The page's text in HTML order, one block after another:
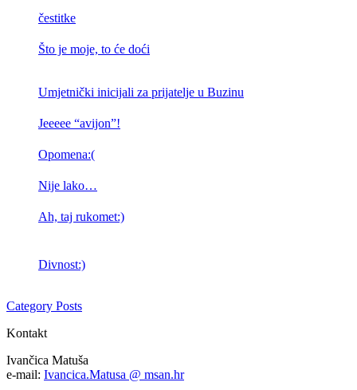
čestitke
Što je moje, to će doći
Umjetnički inicijali za prijatelje u Buzinu
Jeeeee “avijon”!
Opomena:(
Nije lako…
Ah, taj rukomet:)
Divnost:)
Category Posts
Kontakt
Ivančica Matuša
e-mail: Ivancica.Matusa @ msan.hr